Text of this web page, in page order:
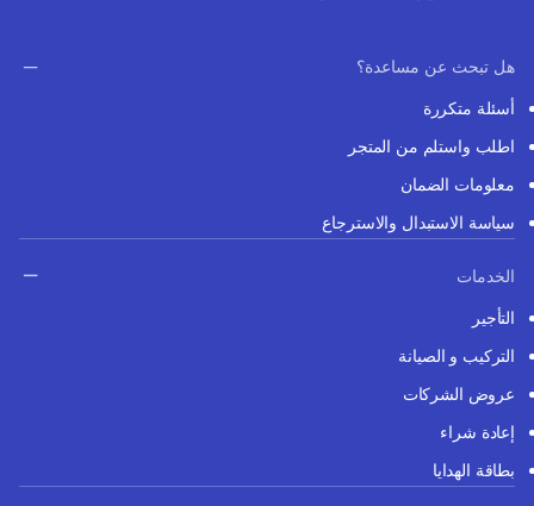
هل تبحث عن مساعدة؟
أسئلة متكررة
اطلب واستلم من المتجر
معلومات الضمان
سياسة الاستبدال والاسترجاع
الخدمات
التأجير
التركيب و الصيانة
عروض الشركات
إعادة شراء
بطاقة الهدايا